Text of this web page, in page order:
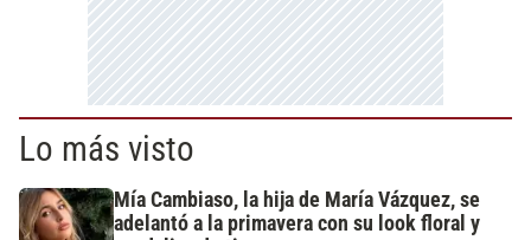
Lo más visto
Mía Cambiaso, la hija de María Vázquez, se
adelantó a la primavera con su look floral y